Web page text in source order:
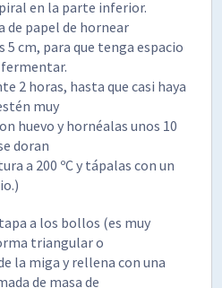
en la parte inferior.
de papel de hornear
5 cm, para que tenga espacio
2 horas, hasta que casi haya
muy
huevo y hornéalas unos 10
doran
a 200 ºC y tápalas con un
a los bollos (es muy
triangular o
la miga y rellena con una
de masa de